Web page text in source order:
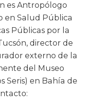
es Antropólogo
en Salud Pública
Públicas por la
director de
externo de la
del Museo
Seris) en Bahía de